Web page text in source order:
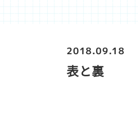
2018.09.18
表と裏